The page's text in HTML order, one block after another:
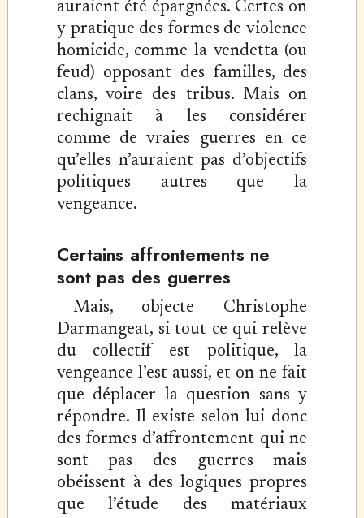
auraient été épargnées. Certes on
y pratique des formes de violence
homicide, comme la vendetta (ou
feud) opposant des familles, des
clans, voire des tribus. Mais on
rechignait à les considérer
comme de vraies guerres en ce
qu’elles n’auraient pas d’objectifs
politiques autres que la
vengeance.
Certains affrontements ne
sont pas des guerres
Mais, objecte Christophe
Darmangeat, si tout ce qui relève
du collectif est politique, la
vengeance l’est aussi, et on ne fait
que déplacer la question sans y
répondre. Il existe selon lui donc
des formes d’affrontement qui ne
sont pas des guerres mais
obéissent à des logiques propres
que l’étude des matériaux